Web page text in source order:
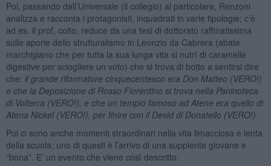
Poi, passando dall’Universale (il collegio) al particolare, Renzoni
analizza e racconta i protagonisti, inquadrati in varie tipologie; c’è
ad es. il prof, colto, reduce da una tesi di dottorato raffinatissima
sulle aporie dello strutturalismo in Leonzio da Cabrera (abate
marchigiano che per tutta la sua lunga vita si nutrì di caramelle
digestive per sciogliere un voto) che si trova di botto a sentirsi dire
che: il grande riformatore cinquecentesco era Don Matteo (VERO!)
e che la Deposizione di Rosso Fiorentino si trova nella Paninoteca
di Volterra (VERO!), e che un tempio famoso ad Atene era quello di
Atena Nickel (VERO!), per finire con il Devid di Donatello (VERO!)
Poi ci sono anche momenti straordinari nella vita limacciosa e lenta
della scuola; uno di questi è l’arrivo di una supplente giovane e
“bona”. E’ un evento che viene così descritto: